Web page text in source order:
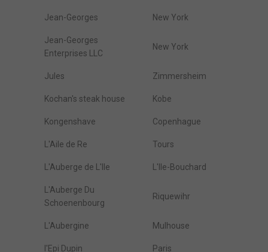
Jean-Georges New York
Jean-Georges
Enterprises LLC
New York
Jules Zimmersheim
Kochan's steak house Kobe
Kongenshave Copenhague
L'Aile de Re Tours
L'Auberge de L'Ile L'Ile-Bouchard
L'Auberge Du
Schoenenbourg
Riquewihr
L'Aubergine Mulhouse
l'Epi Dupin Paris